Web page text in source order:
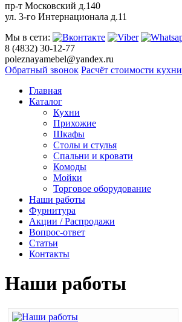
пр-т Московский д.140
ул. 3-го Интернационала д.11
Мы в сети:
8 (4832) 30-12-77
poleznayamebel@yandex.ru
Обратный звонок Расчёт стоимости кухни
Главная
Каталог
Кухни
Прихожие
Шкафы
Столы и стулья
Спальни и кровати
Комоды
Мойки
Торговое оборудование
Наши работы
Фурнитура
Акции / Распродажи
Вопрос-ответ
Статьи
Контакты
Наши работы